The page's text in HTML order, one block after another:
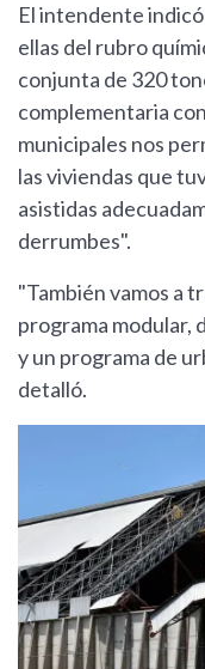
El intendente
ellas del rubro
conjunta de 320
complementaria
municipales nos
las viviendas que
asistidas
derrumbes".
"También vamos a
programa modular,
y un programa de
detalló.